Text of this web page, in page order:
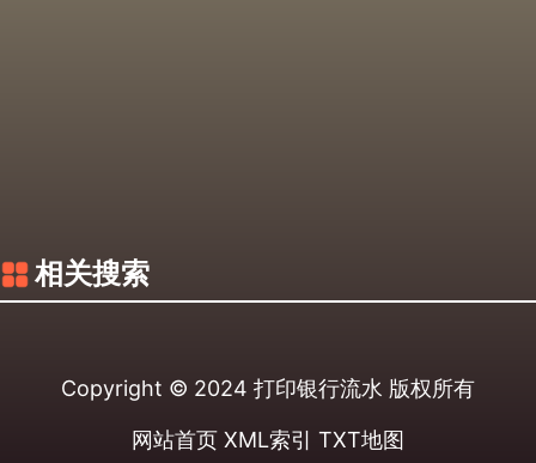
相关搜索
Copyright © 2024 打印银行流水 版权所有
网站首页 XML索引 TXT地图